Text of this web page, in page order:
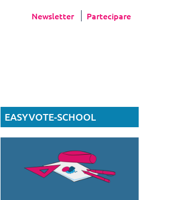
Newsletter Partecipare
EASYVOTE-SCHOOL